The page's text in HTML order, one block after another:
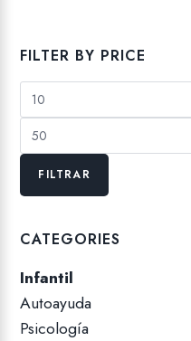
FILTER BY PRICE
Precio
mínimo
Precio
máximo
FILTRAR
CATEGORIES
Infantil
Autoayuda
Psicología